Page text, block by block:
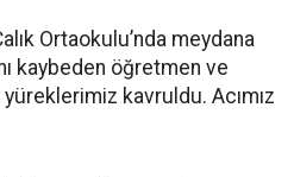
Ortaokulu’nda meydana
kaybeden öğretmen ve
kavruldu. Acımız